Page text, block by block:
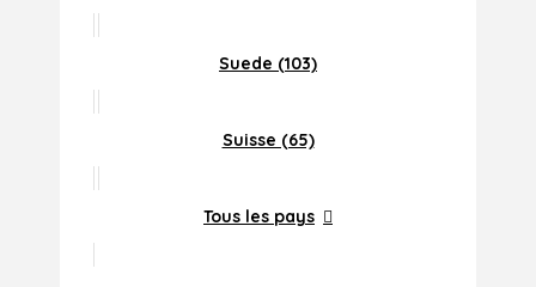
Suede (103)
Suisse (65)
Tous les pays